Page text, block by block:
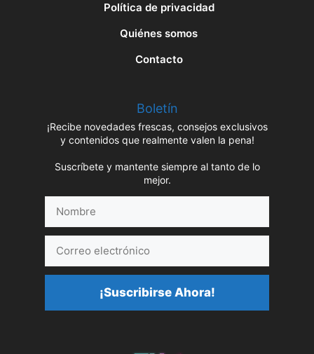
Política de privacidad
Quiénes somos
Contacto
Boletín
¡Recibe novedades frescas, consejos exclusivos
y contenidos que realmente valen la pena!
Suscríbete y mantente siempre al tanto de lo
mejor.
electrónico
¡Suscribirse Ahora!